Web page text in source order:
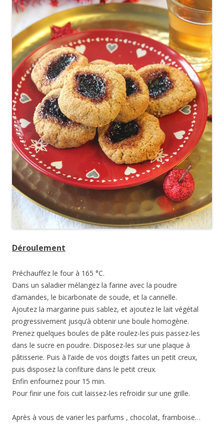
Déroulement
Préchauffez le four à 165 °C.
Dans un saladier mélangez la farine avec la poudre
d’amandes, le bicarbonate de soude, et la cannelle.
Ajoutez la margarine puis sablez, et ajoutez le lait végétal
progressivement jusqu’à obtenir une boule homogène.
Prenez quelques boules de pâte roulez-les puis passez-les
dans le sucre en poudre. Disposez-les sur une plaque à
pâtisserie. Puis à l’aide de vos doigts faites un petit creux,
puis disposez la confiture dans le petit creux.
Enfin enfournez pour 15 min.
Pour finir une fois cuit laissez-les refroidir sur une grille.
Après à vous de varier les parfums , chocolat, framboise…